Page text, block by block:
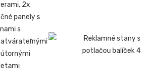
2x
panely s
s